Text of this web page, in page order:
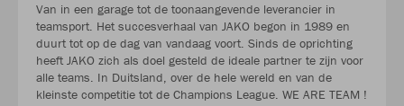
Van in een garage tot de toonaangevende leverancier in
teamsport. Het succesverhaal van JAKO begon in 1989 en
duurt tot op de dag van vandaag voort. Sinds de oprichting
heeft JAKO zich als doel gesteld de ideale partner te zijn voor
alle teams. In Duitsland, over de hele wereld en van de
kleinste competitie tot de Champions League. WE ARE TEAM !